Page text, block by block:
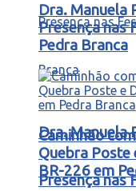
Dra. Manuela
Presença nas
Dra. Manuela
Presença nas
Pedra Branca
Caminhão
Quebra Poste
BR-226 em